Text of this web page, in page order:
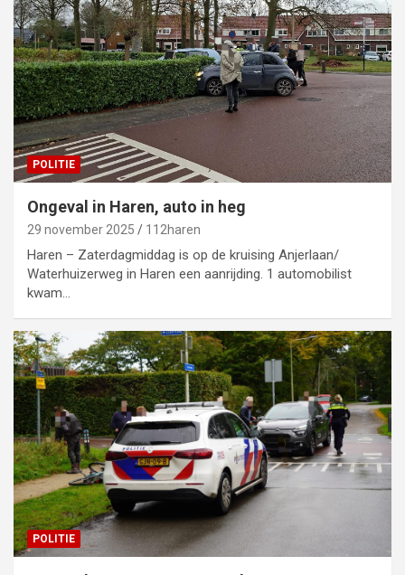
POLITIE
Ongeval in Haren, auto in heg
29 november 2025 112haren
Haren – Zaterdagmiddag is op de kruising Anjerlaan/
Waterhuizerweg in Haren een aanrijding. 1 automobilist
kwam…
POLITIE